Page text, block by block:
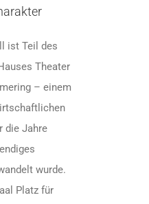
ist Teil des
Theater
– einem
die Jahre
wurde.
Platz für